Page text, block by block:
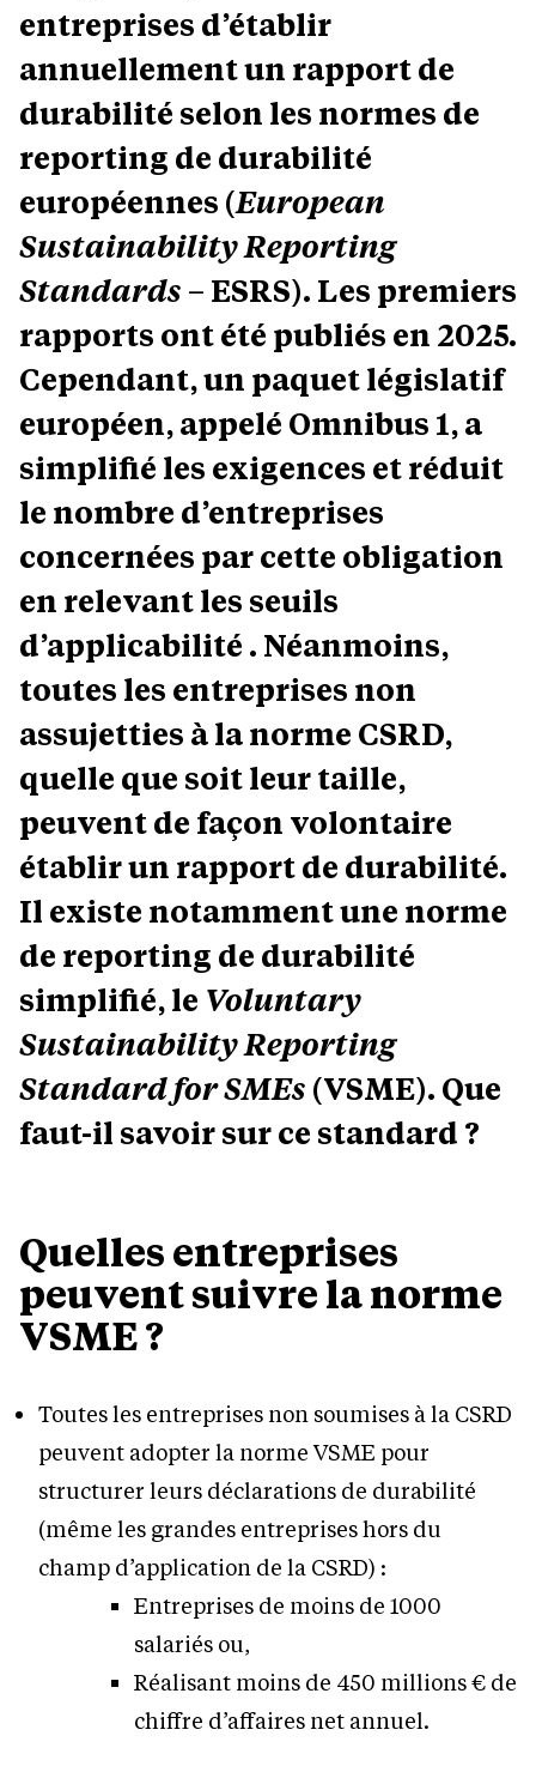
entreprises d’établir
annuellement un rapport de
durabilité selon les normes de
reporting de durabilité
européennes (European
Sustainability Reporting
Standards – ESRS). Les premiers
rapports ont été publiés en 2025.
Cependant, un paquet législatif
européen, appelé Omnibus 1, a
simplifié les exigences et réduit
le nombre d’entreprises
concernées par cette obligation
en relevant les seuils
d’applicabilité . Néanmoins,
toutes les entreprises non
assujetties à la norme CSRD,
quelle que soit leur taille,
peuvent de façon volontaire
établir un rapport de durabilité.
Il existe notamment une norme
de reporting de durabilité
simplifié, le Voluntary
Sustainability Reporting
Standard for SMEs (VSME). Que
faut-il savoir sur ce standard ?
Quelles entreprises
peuvent suivre la norme
VSME ?
Toutes les entreprises non soumises à la CSRD
peuvent adopter la norme VSME pour
structurer leurs déclarations de durabilité
(même les grandes entreprises hors du
champ d’application de la CSRD) :
Entreprises de moins de 1000
salariés ou,
Réalisant moins de 450 millions € de
chiffre d’affaires net annuel.